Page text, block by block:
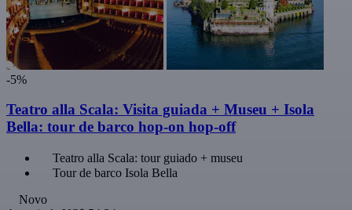
-5%
Teatro alla Scala: Visita guiada + Museu + Isola
Bella: tour de barco hop-on hop-off
Teatro alla Scala: tour guiado + museu
Tour de barco Isola Bella
Novo